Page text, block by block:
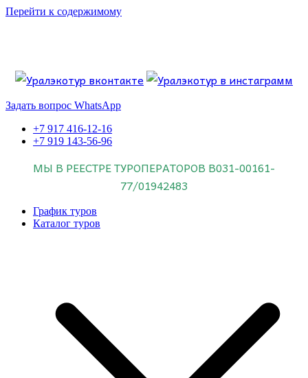
Перейти к содержимому
Знайте об этом.
Задать вопрос WhatsApp
+7 917 416-12-16
+7 919 143-56-96
МЫ В РЕЕСТРЕ ТУРОПЕРАТОРОВ В031-00161-
77/01942483
График туров
Каталог туров